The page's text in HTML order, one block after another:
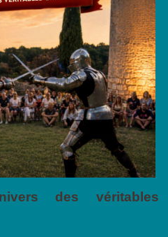
des véritables